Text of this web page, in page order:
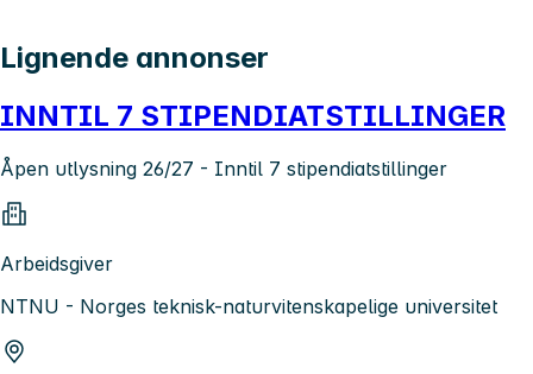
Lignende annonser
INNTIL 7 STIPENDIATSTILLINGER
Åpen utlysning 26/27 - Inntil 7 stipendiatstillinger
Arbeidsgiver
NTNU - Norges teknisk-naturvitenskapelige universitet